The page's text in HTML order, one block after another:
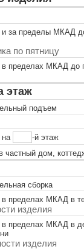
за пределы МКАД
по пятницу
пределах МКАД до
этаж
подъем
-й этаж
частный дом,
сборка
пределах МКАД в
изделия
пределах МКАД в
изделия